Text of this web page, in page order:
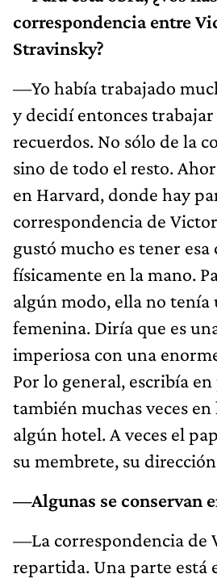
correspondencia entre
Stravinsky?
—Yo había trabajado
y decidí entonces
recuerdos. No sólo de la
sino de todo el resto.
en Harvard, donde hay
correspondencia de
gustó mucho es tener
físicamente en la mano.
algún modo, ella no tenía
femenina. Diría que es
imperiosa con una
Por lo general, escribía
también muchas veces en
algún hotel. A veces el
su membrete, su
—Algunas se conservan
—La correspondencia de
repartida. Una parte está